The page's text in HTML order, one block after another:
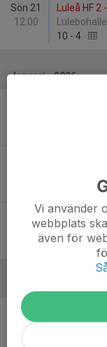
Sön 21
12:00
Luleå HF 2
10 - 4
Januari - 2026
Kiruna IF -
MoDo
11:00
IF
Visionite
4
0
Sön 1
10:00
Kiruna IF -
Matojärvi
Vi använder
webbplats
även för